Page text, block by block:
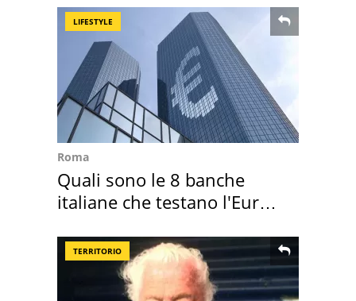
LIFESTYLE
Roma
Quali sono le 8 banche
italiane che testano l'Euro
TERRITORIO